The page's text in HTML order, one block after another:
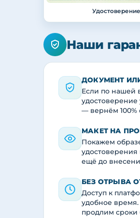
Наши
ДОКУМЕНТ
Если по нашей
удостоверение
— вернём 100%
МАКЕТ НА
Покажем
ещё до
БЕЗ ОТРЫВА
Доступ к
удобное
продлим сроки